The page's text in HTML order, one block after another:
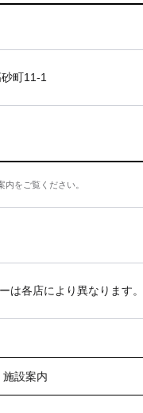
町11-1
をご覧ください。
各店により異なります。
施設案内